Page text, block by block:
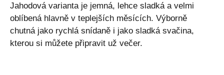
Jahodová varianta je jemná, lehce sladká a velmi
oblíbená hlavně v teplejších měsících. Výborně
chutná jako rychlá snídaně i jako sladká svačina,
kterou si můžete připravit už večer.